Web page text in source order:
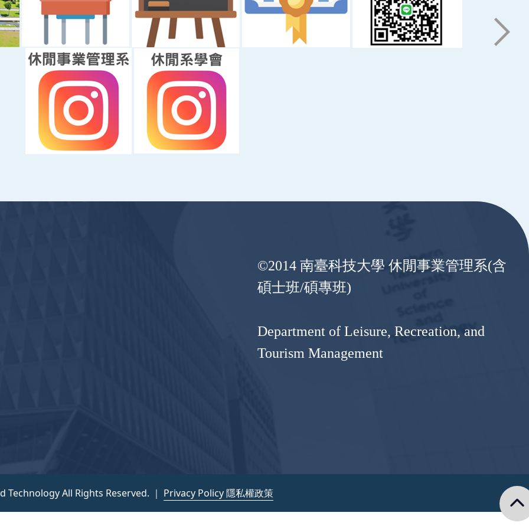
©2014 南臺科技大學 休閒事業管理系(含
碩士班/碩專班)
Department of Leisure, Recreation, and
Tourism Management
All Rights Reserved. ｜ Privacy Policy 隱私權政策